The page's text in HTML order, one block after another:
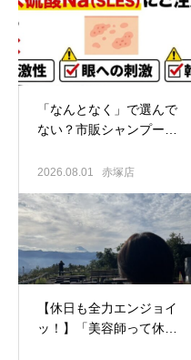
「なんとなく」で選んで
ない？市販シャンプーが
悪影響”とは？
2026.08.01 赤塚店
【休日も全力エンジョイ
ッ！】「美容師って休み